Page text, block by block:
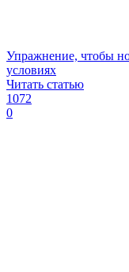
Упражнение, чтобы
условиях
Читать статью
1072
0